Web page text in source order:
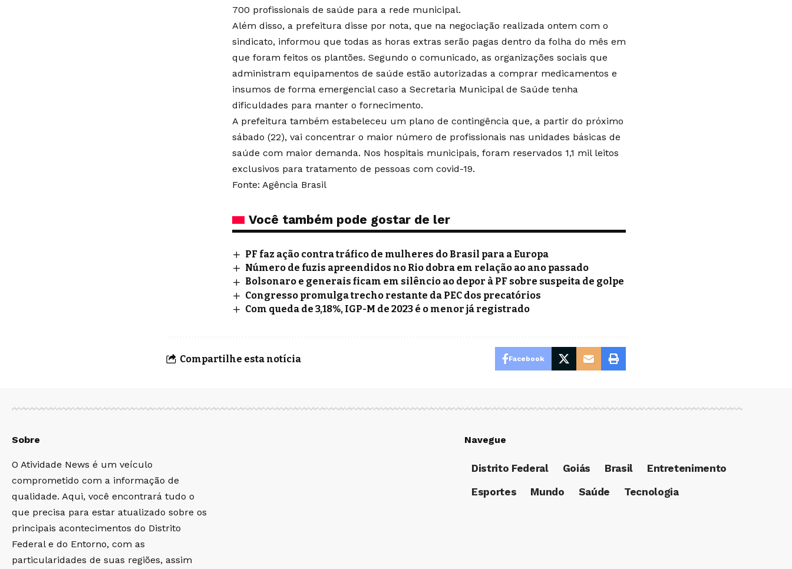
700 profissionais de saúde para a rede municipal.
Além disso, a prefeitura disse por nota, que na negociação realizada ontem com o
sindicato, informou que todas as horas extras serão pagas dentro da folha do mês em
que foram feitos os plantões. Segundo o comunicado, as organizações sociais que
administram equipamentos de saúde estão autorizadas a comprar medicamentos e
insumos de forma emergencial caso a Secretaria Municipal de Saúde tenha
dificuldades para manter o fornecimento.
A prefeitura também estabeleceu um plano de contingência que, a partir do próximo
sábado (22), vai concentrar o maior número de profissionais nas unidades básicas de
saúde com maior demanda. Nos hospitais municipais, foram reservados 1,1 mil leitos
exclusivos para tratamento de pessoas com covid-19.
Fonte: Agência Brasil
Você também pode gostar de ler
PF faz ação contra tráfico de mulheres do Brasil para a Europa
Número de fuzis apreendidos no Rio dobra em relação ao ano passado
Bolsonaro e generais ficam em silêncio ao depor à PF sobre suspeita de golpe
Congresso promulga trecho restante da PEC dos precatórios
Com queda de 3,18%, IGP-M de 2023 é o menor já registrado
Compartilhe esta notícia Facebook
Sobre
O Atividade News é um veículo
comprometido com a informação de
qualidade. Aqui, você encontrará tudo o
que precisa para estar atualizado sobre os
principais acontecimentos do Distrito
Federal e do Entorno, com as
particularidades de suas regiões, assim
Navegue
Distrito Federal Goiás Brasil
Entretenimento
Esportes
Mundo Saúde Tecnologia